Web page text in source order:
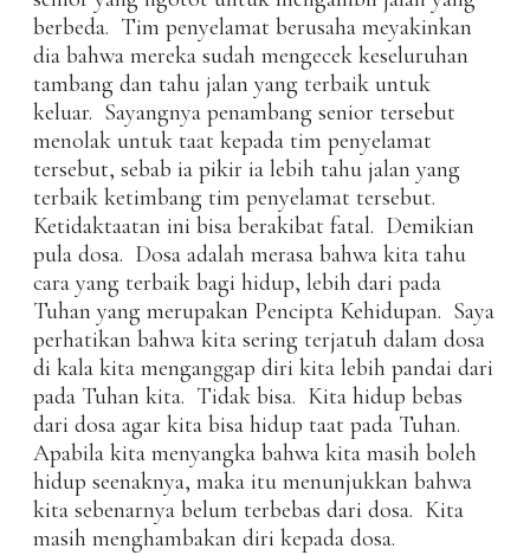
berbeda. Tim penyelamat berusaha meyakinkan
dia bahwa mereka sudah mengecek keseluruhan
tambang dan tahu jalan yang terbaik untuk
keluar. Sayangnya penambang senior tersebut
menolak untuk taat kepada tim penyelamat
tersebut, sebab ia pikir ia lebih tahu jalan yang
terbaik ketimbang tim penyelamat tersebut.
Ketidaktaatan ini bisa berakibat fatal. Demikian
pula dosa. Dosa adalah merasa bahwa kita tahu
cara yang terbaik bagi hidup, lebih dari pada
Tuhan yang merupakan Pencipta Kehidupan. Saya
perhatikan bahwa kita sering terjatuh dalam dosa
di kala kita menganggap diri kita lebih pandai dari
pada Tuhan kita. Tidak bisa. Kita hidup bebas
dari dosa agar kita bisa hidup taat pada Tuhan.
Apabila kita menyangka bahwa kita masih boleh
hidup seenaknya, maka itu menunjukkan bahwa
kita sebenarnya belum terbebas dari dosa. Kita
masih menghambakan diri kepada dosa.